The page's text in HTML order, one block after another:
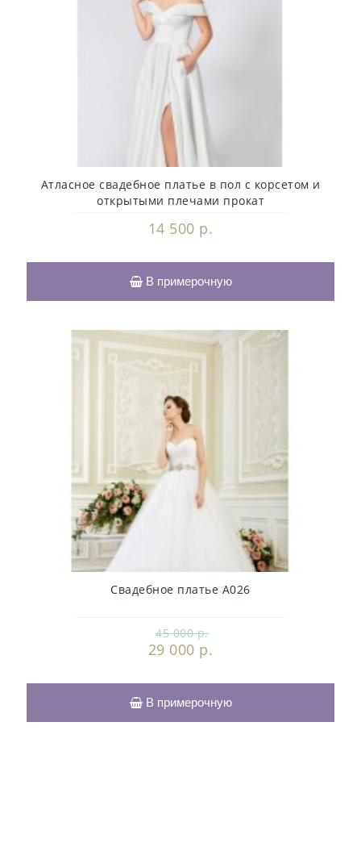
Атласное свадебное платье в пол с корсетом и
открытыми плечами прокат
14 500 р.
В примерочную
Свадебное платье А026
45 000 р.
29 000 р.
В примерочную